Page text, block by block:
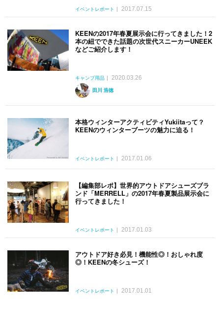
イベントレポート 2017.07.15
KEENの2017年春夏展示会に行ってきました！2
本の紐でできた話題の次世代スニーカーUNEEK
などご紹介します！
キャンプ用品
2020.03.26
田川 浩徳
本格ウィンターアクティビティYukiitaって？
KEENのウィンターブーツの魅力に迫る！
イベントレポート 2017.01.06
【編集部レポ】世界的アウトドアシューズブラ
ンド「MERRELL」の2017年春夏製品展示会に
行ってきました！
イベントレポート 2017.01.03
アウトドア好き必見！機能性◎！おしゃれ度
◎！KEENの冬シューズ！
イベントレポート 2017.01.01